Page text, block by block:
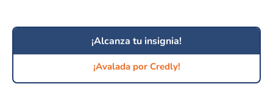
¡Alcanza tu insignia!
¡Avalada por Credly!